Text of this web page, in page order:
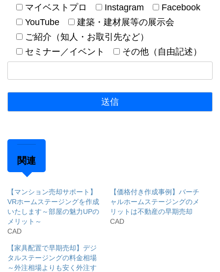
マイベストプロ
Instagram
Facebook
YouTube
建築・建材展等の展示会
ご紹介（知人・お取引先など）
セミナー／イベント
その他（自由記述）
関連
【マンション売却サポート】
VRホームステージングを作成
いたします～部屋の魅力UPの
メリット～
CAD
【価格付き作成事例】バーチ
ャルホームステージングのメ
リットは不動産の早期売却
CAD
【家具配置で早期売却】デジ
タルステージングの料金相場
～外注相場よりも安く外注す